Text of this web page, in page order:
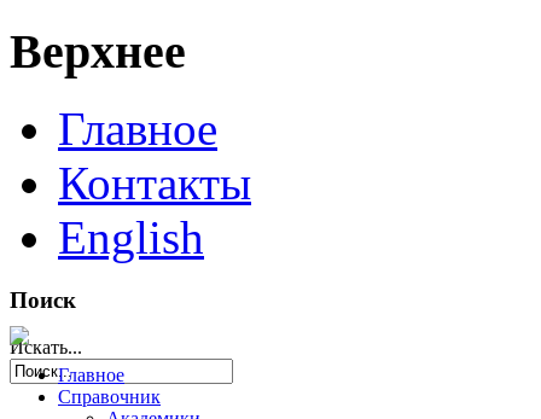
Верхнее
Главное
Контакты
English
Поиск
Искать...
Главное
Справочник